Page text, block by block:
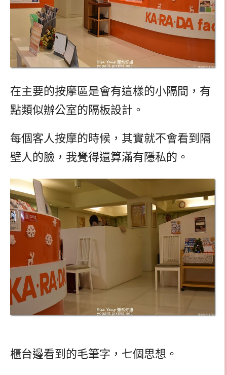
在主要的按摩區是會有這樣的小隔間，有
點類似辦公室的隔板設計。
每個客人按摩的時候，其實就不會看到隔
壁人的臉，我覺得還算滿有隱私的。
櫃台邊看到的毛筆字，七個思想。